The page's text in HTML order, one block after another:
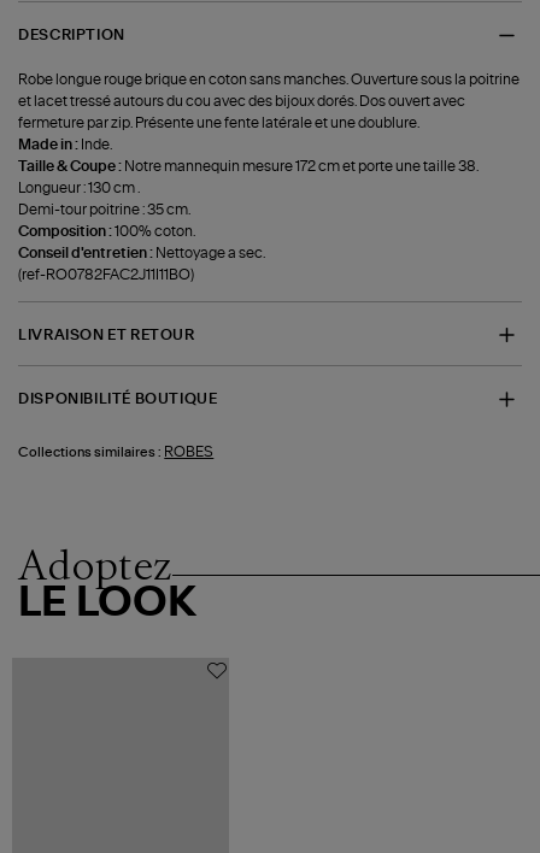
DESCRIPTION
Robe longue rouge brique en coton sans manches. Ouverture sous la poitrine
et lacet tressé autours du cou avec des bijoux dorés. Dos ouvert avec
fermeture par zip. Présente une fente latérale et une doublure.
Made in : Inde.
Taille & Coupe : Notre mannequin mesure 172 cm et porte une taille 38.
Longueur : 130 cm .
Demi-tour poitrine : 35 cm.
Composition :100% coton.
Conseil d'entretien : Nettoyage a sec.
(ref-RO0782FAC2J11I11BO)
LIVRAISON ET RETOUR
DISPONIBILITÉ BOUTIQUE
Collections similaires : ROBES
Adoptez
LE LOOK